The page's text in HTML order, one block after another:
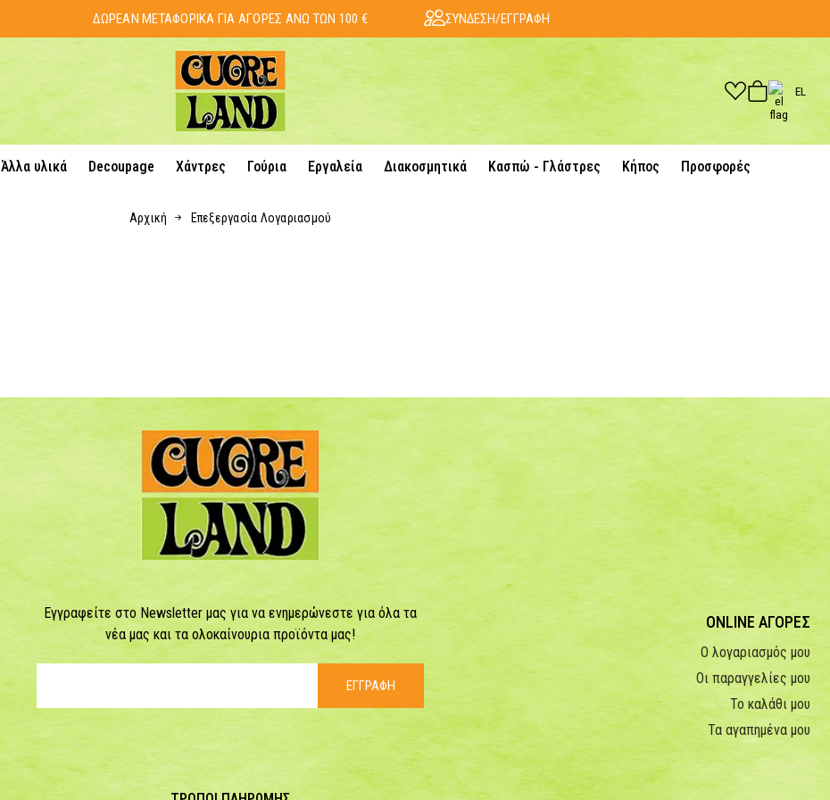
ΔΩΡΕΑΝ ΜΕΤΑΦΟΡΙΚΑ ΓΙΑ ΑΓΟΡΕΣ ΑΝΩ ΤΩΝ 100 € ΣΥΝΔΕΣΗ/ΕΓΓΡΑΦΗ
EL
Άλλα υλικά Decoupage Χάντρες Γούρια Εργαλεία Διακοσμητικά Κασπώ - Γλάστρες Κήπος Προσφορές
Αρχική Επεξεργασία Λογαριασμού
Εγγραφείτε στο Newsletter μας για να ενημερώνεστε για όλα τα
νέα μας και τα ολοκαίνουρια προϊόντα μας!
ΕΓΓΡΑΦΗ
ONLINE ΑΓΟΡΕΣ
Ο λογαριασμός μου
Οι παραγγελίες μου
Το καλάθι μου
Τα αγαπημένα μου